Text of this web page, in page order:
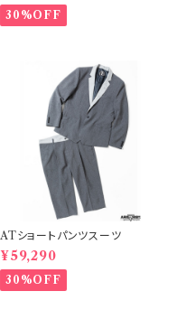
30%OFF
ATショートパンツスーツ
¥59,290
30%OFF